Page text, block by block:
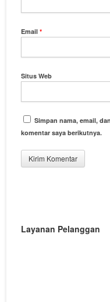
Email*
Situs Web
Simpan nama, email,
komentar saya berikutnya.
Layanan Pelanggan